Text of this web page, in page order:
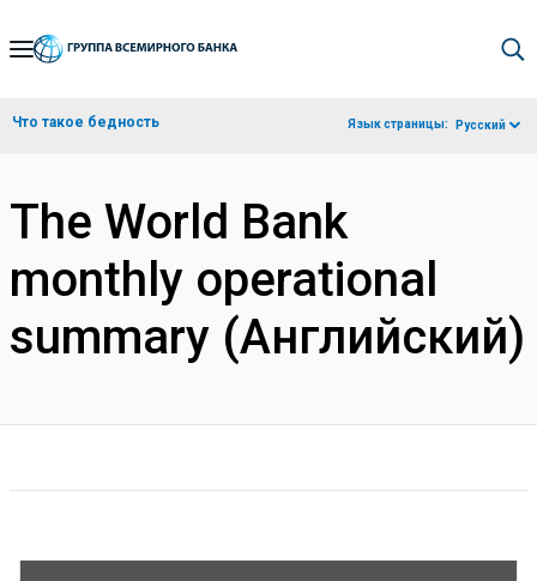
Skip
Navigation
Что такое бедность Язык страницы: Русский
The World Bank
monthly operational
summary (Английский)